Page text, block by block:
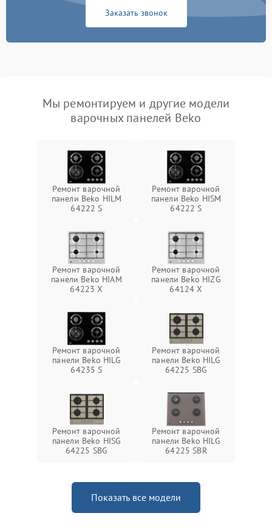
Заказать звонок
Мы ремонтируем и другие модели
варочных панелей Beko
Ремонт варочной
панели Beko HILM
64222 S
Ремонт варочной
панели Beko HISM
64222 S
Ремонт варочной
панели Beko HIAM
64223 X
Ремонт варочной
панели Beko HIZG
64124 X
Ремонт варочной
панели Beko HILG
64235 S
Ремонт варочной
панели Beko HILG
64225 SBG
Ремонт варочной
панели Beko HISG
64225 SBG
Ремонт варочной
панели Beko HILG
64225 SBR
Показать все модели